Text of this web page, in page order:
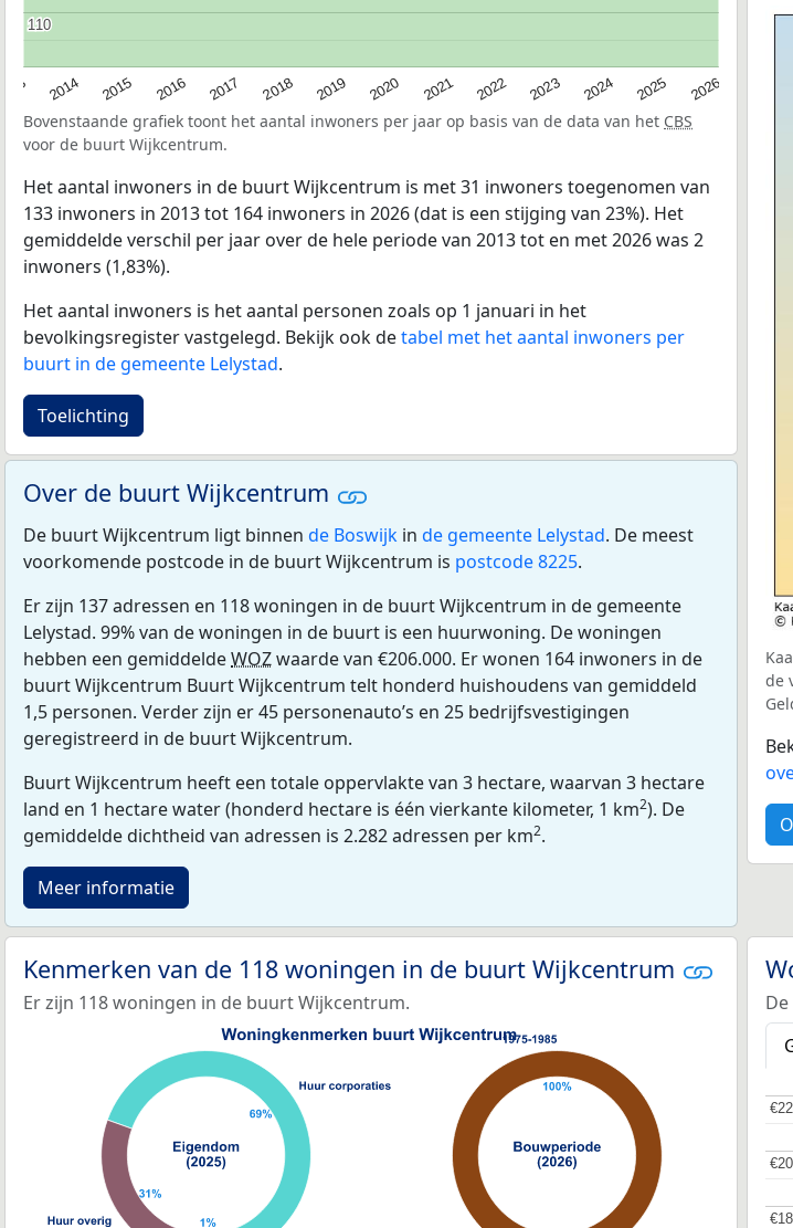
2014 2015 2016 2017 2018 2019 2020 2021 2022 2023 2024 2025 2026
110
110
Bovenstaande grafiek toont het aantal inwoners per jaar op basis van de data van het CBS
voor de buurt Wijkcentrum.
Het aantal inwoners in de buurt Wijkcentrum is met 31 inwoners toegenomen van
133 inwoners in 2013 tot 164 inwoners in 2026 (dat is een stijging van 23%). Het
gemiddelde verschil per jaar over de hele periode van 2013 tot en met 2026 was 2
inwoners (1,83%).
Het aantal inwoners is het aantal personen zoals op 1 januari in het
bevolkingsregister vastgelegd. Bekijk ook detabel met het aantal inwoners per
buurt in de gemeente Lelystad.
Toelichting
Over de buurt Wijkcentrum
De buurt Wijkcentrum ligt binnen de Boswijk in de gemeente Lelystad. De meest
voorkomende postcode in de buurt Wijkcentrum is postcode 8225.
Er zijn 137 adressen en 118 woningen in de buurt Wijkcentrum in de gemeente
Lelystad. 99% van de woningen in de buurt is een huurwoning. De woningen
hebben een gemiddeldeWOZwaarde van €206.000. Er wonen 164 inwoners in de
buurt Wijkcentrum Buurt Wijkcentrum telt honderd huishoudens van gemiddeld
1,5 personen. Verder zijn er 45 personenauto’s en 25 bedrijfsvestigingen
geregistreerd in de buurt Wijkcentrum.
Buurt Wijkcentrum heeft een totale oppervlakte van 3 hectare, waarvan 3 hectare
land en 1 hectare water (honderd hectare is één vierkante kilometer, 1 km2). De
gemiddelde dichtheid van adressen is 2.282 adressen per km2.
Meer informatie
de
Kenmerken van de 118 woningen in de buurt Wijkcentrum
Er zijn 118 woningen in de buurt Wijkcentrum.